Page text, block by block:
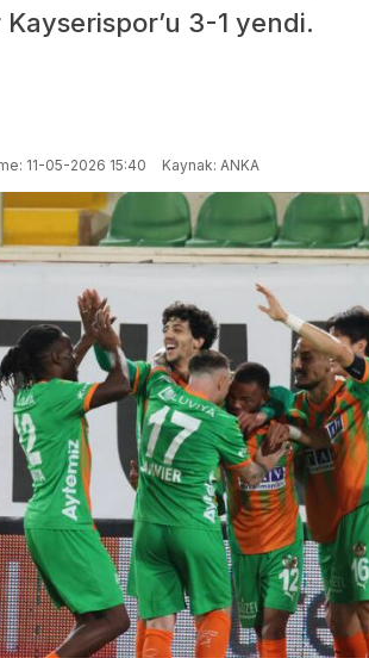
3-1 yendi.
11-05-2026 15:40 Kaynak: ANKA